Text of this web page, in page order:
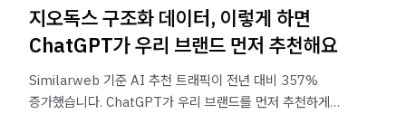
지오독스 구조화 데이터, 이렇게 하면
ChatGPT가 우리 브랜드 먼저 추천해요
Similarweb 기준 AI 추천 트래픽이 전년 대비 357%
증가했습니다. ChatGPT가 우리 브랜드를 먼저 추천하게